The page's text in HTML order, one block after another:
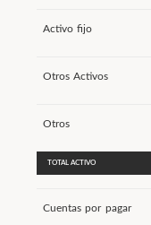
Activo fijo
Otros Activos
Otros
TOTAL ACTIVO
Cuentas por pagar